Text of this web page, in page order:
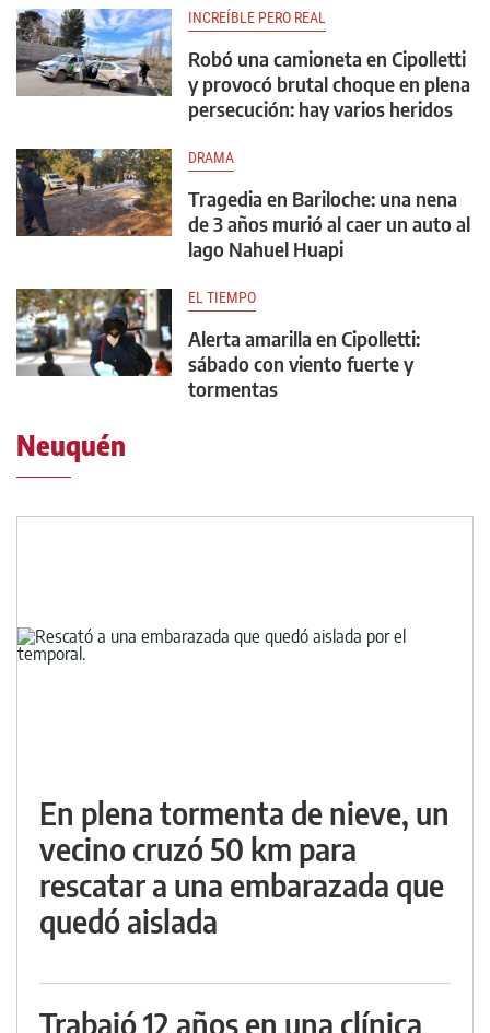
INCREÍBLE PERO REAL
Robó una camioneta en Cipolletti
y provocó brutal choque en plena
persecución: hay varios heridos
DRAMA
Tragedia en Bariloche: una nena
de 3 años murió al caer un auto al
lago Nahuel Huapi
EL TIEMPO
Alerta amarilla en Cipolletti:
sábado con viento fuerte y
tormentas
Neuquén
En plena tormenta de nieve, un
vecino cruzó 50 km para
rescatar a una embarazada que
quedó aislada
Trabajó 12 años en una clínica